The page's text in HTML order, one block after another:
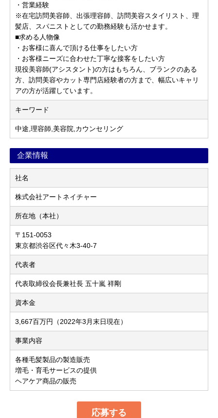
・営業経験
※在宅訪問美容師、出張理容師、訪問美容スタイリスト、理
髪店、スパニストとしての勤務経験も活かせます。
■求める人物像
・お客様に喜んで頂ける仕事をしたい方
・お客様ニーズに合わせた丁寧な接客をしたい方
現役美容師(アシスタント)の方はもちろん、ブランクのある
方、訪問美容やカット専門店経験者の方まで、幅広いキャリ
アの方が活躍しています。
キーワード
中途,理容師,美容院,カウンセリング
企業情報
社名
株式会社アートネイチャー
所在地（本社）
〒151-0053
東京都渋谷区代々木3-40-7
代表者
代表取締役会長兼社長 五十嵐 祥剛
資本金
3,667百万円（2022年3月末日現在）
事業内容
各種毛髪製品の製造販売
増毛・育毛サービスの提供
ヘアケア商品の販売
応募する